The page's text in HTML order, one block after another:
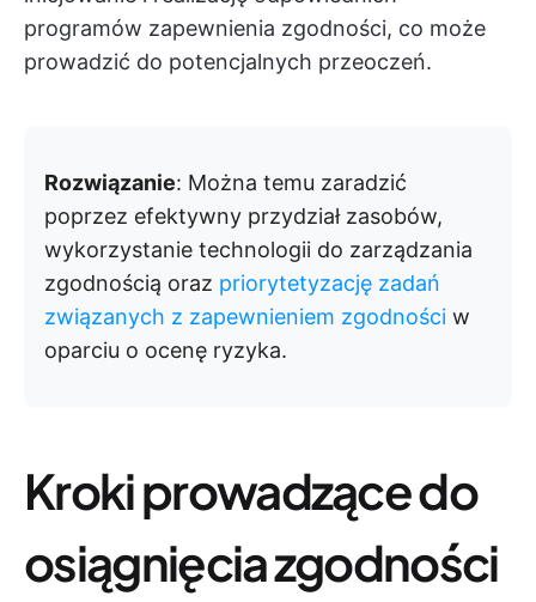
programów zapewnienia zgodności, co może
prowadzić do potencjalnych przeoczeń.
Rozwiązanie: Można temu zaradzić
poprzez efektywny przydział zasobów,
wykorzystanie technologii do zarządzania
zgodnością oraz priorytetyzację zadań
związanych z zapewnieniem zgodności w
oparciu o ocenę ryzyka.
Kroki prowadzące do
osiągnięcia zgodności